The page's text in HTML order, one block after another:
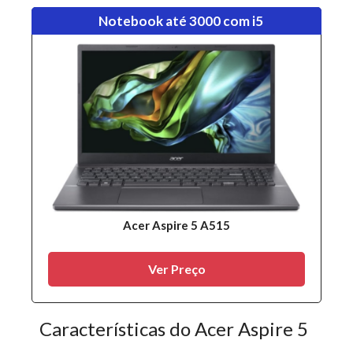
Notebook até 3000 com i5
Acer Aspire 5 A515
Ver Preço
Características do Acer Aspire 5